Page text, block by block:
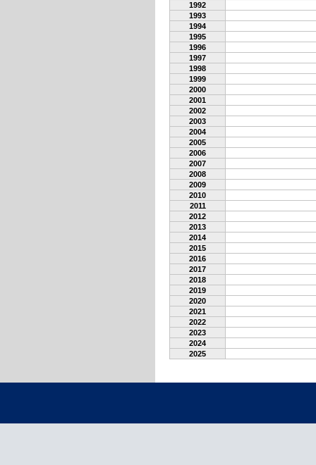
1992
1993
1994
1995
1996
1997
1998
1999
2000
2001
2002
2003
2004
2005
2006
2007
2008
2009
2010
2011
2012
2013
2014
2015
2016
2017
2018
2019
2020
2021
2022
2023
2024
2025